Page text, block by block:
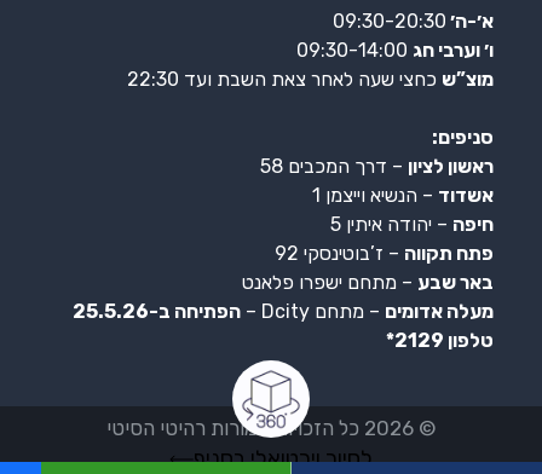
לסיור וירטואלי בסניף
א׳-ה׳ 09:30-20:30
ו׳ וערבי חג
מוצ”ש כחצי שעה לאחר צאת השבת ועד 22:30
סניפים:
ראשון לציון – דרך המכבים 58
אשדוד – הנשיא וייצמן 1
חיפה – יהודה איתין 5
פתח תקווה – ז’בוטינסקי 92
באר שבע – מתחם ישפרו פלאנט
מעלה אדומים – מתחם Dcity –
הפתיחה ב-25.5.26
טלפון 2129*
© 2026 כל הזכויות שמורות רהיטי הסיטי